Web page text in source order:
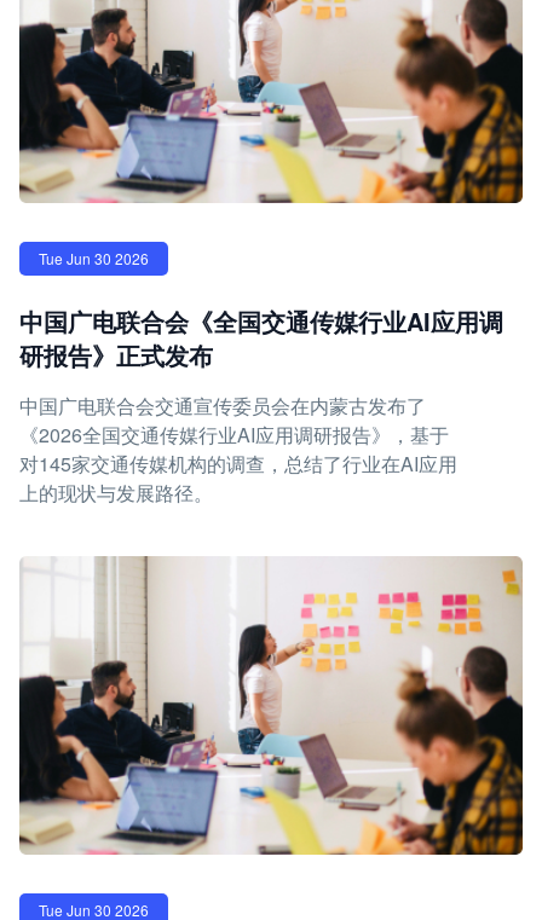
Tue Jun 30 2026
中国广电联合会《全国交通传媒行业AI应用调
研报告》正式发布
中国广电联合会交通宣传委员会在内蒙古发布了
《2026全国交通传媒行业AI应用调研报告》，基于
对145家交通传媒机构的调查，总结了行业在AI应用
上的现状与发展路径。
Tue Jun 30 2026